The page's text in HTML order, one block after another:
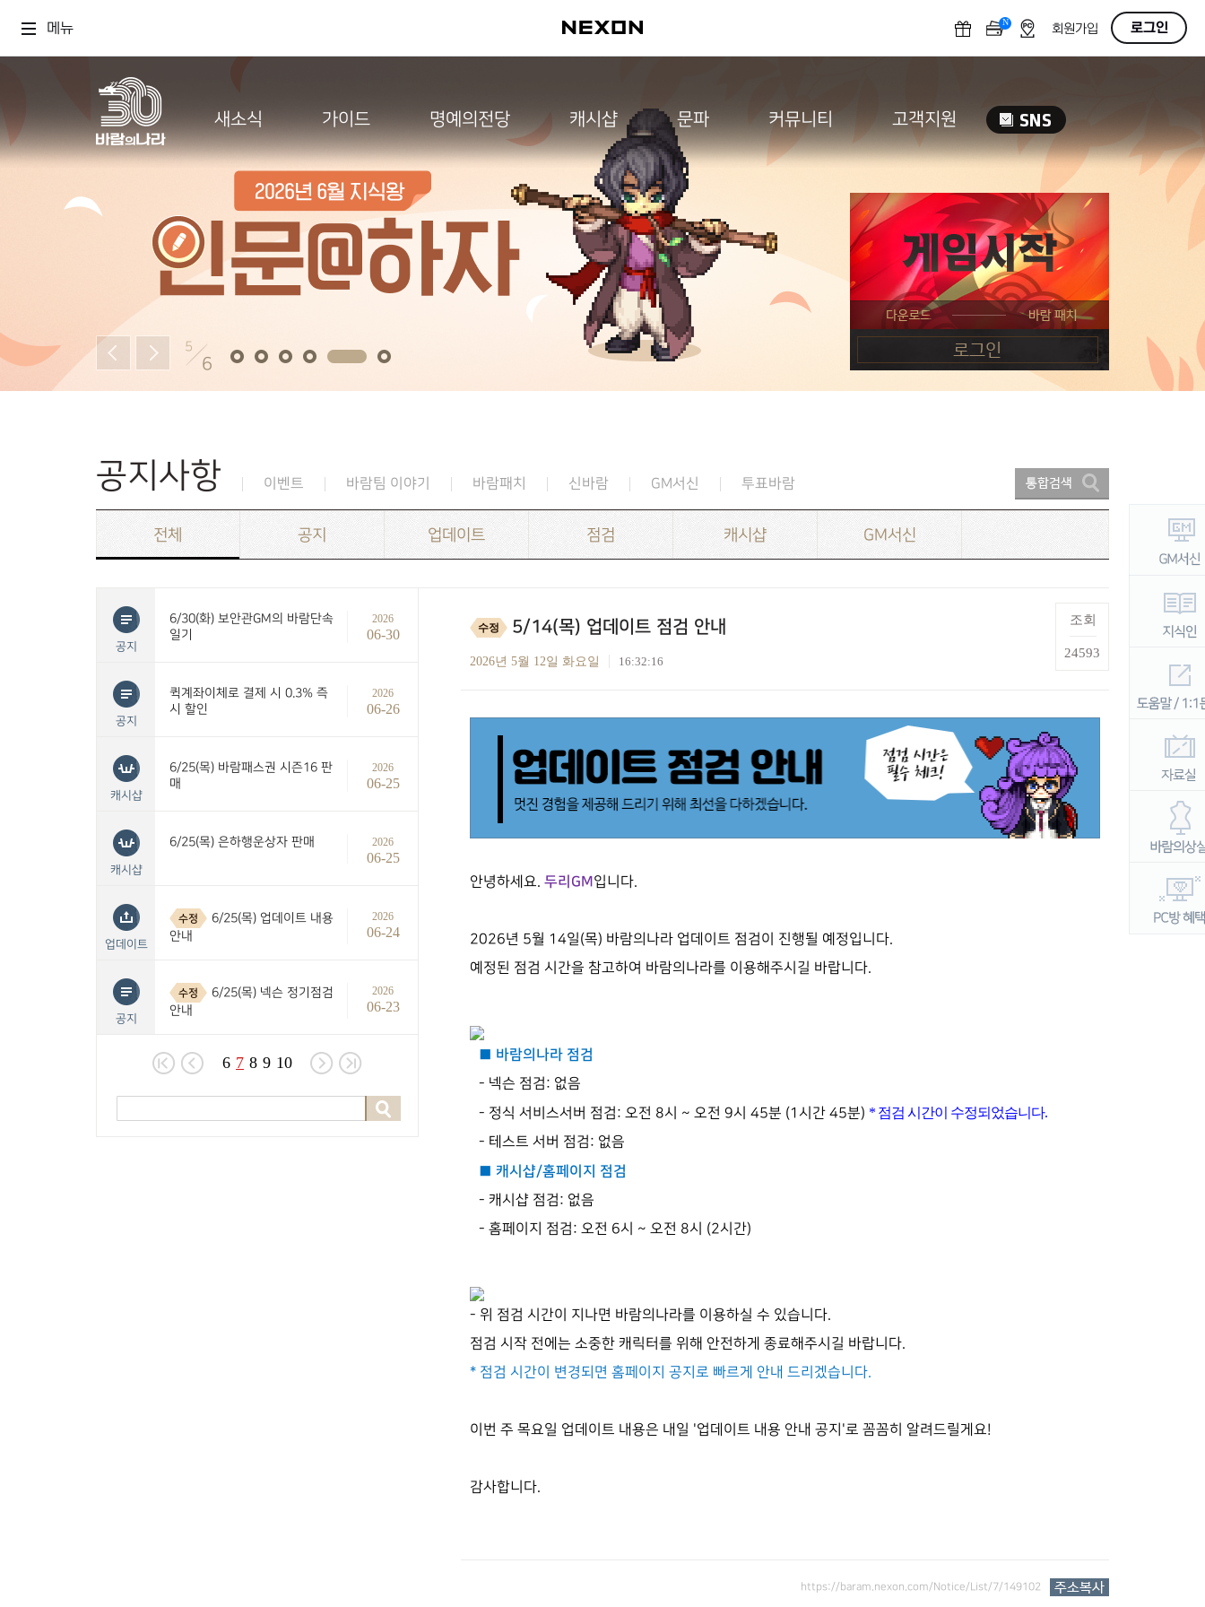
메뉴 N OFF회원가입 로그인
새소식 가이드 명예의전당 캐시샵 문파 커뮤니티 고객지원
5
6
공지사항 이벤트 바람팀 이야기 바람패치 신바람 GM서신 투표바람
전체 공지 업데이트 점검 캐시샵 GM서신
공지
6/30(화) 보안관GM의 바람단속
일기
2026
06-30
공지
퀵계좌이체로 결제 시 0.3% 즉
시 할인
2026
06-26
캐시샵
6/25(목) 바람패스권 시즌16 판
매
2026
06-25
캐시샵
6/25(목) 은하행운상자 판매 2026
06-25
업데이트
수정
6/25(목) 업데이트 내용
안내
2026
06-24
공지
수정
6/25(목) 넥슨 정기점검
안내
2026
06-23
6 7 8 9 10
수정 5/14(목) 업데이트 점검 안내
2026년 5월 12일 화요일 16:32:16
조회
24593
안녕하세요. 두리GM입니다.
2026년 5월 14일(목) 바람의나라 업데이트 점검이 진행될 예정입니다.
예정된 점검 시간을 참고하여 바람의나라를 이용해주시길 바랍니다.
■ 바람의나라 점검
- 넥슨 점검: 없음
- 정식 서비스서버 점검: 오전 8시 ~ 오전 9시 45분 (1시간 45분) * 점검 시간이 수정되었습니다.
- 테스트 서버 점검: 없음
■ 캐시샵/홈페이지 점검
- 캐시샵 점검: 없음
- 홈페이지 점검: 오전 6시 ~ 오전 8시 (2시간)
- 위 점검 시간이 지나면 바람의나라를 이용하실 수 있습니다.
점검 시작 전에는 소중한 캐릭터를 위해 안전하게 종료해주시길 바랍니다.
* 점검 시간이 변경되면 홈페이지 공지로 빠르게 안내 드리겠습니다.
이번 주 목요일 업데이트 내용은 내일 '업데이트 내용 안내 공지'로 꼼꼼히 알려드릴게요!
감사합니다.
https://baram.nexon.com/Notice/List/7/149102